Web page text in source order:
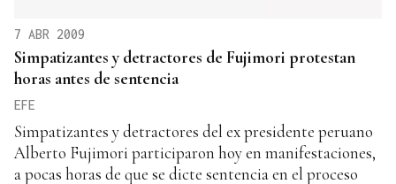
7 ABR 2009
Simpatizantes y detractores de Fujimori protestan
horas antes de sentencia
EFE
Simpatizantes y detractores del ex presidente peruano
Alberto Fujimori participaron hoy en manifestaciones,
a pocas horas de que se dicte sentencia en el proceso